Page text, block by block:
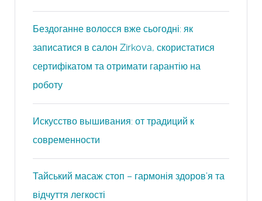
Бездоганне волосся вже сьогодні: як
записатися в салон Zirkova, скористатися
сертифікатом та отримати гарантію на
роботу
Искусство вышивания: от традиций к
современности
Тайський масаж стоп – гармонія здоров’я та
відчуття легкості